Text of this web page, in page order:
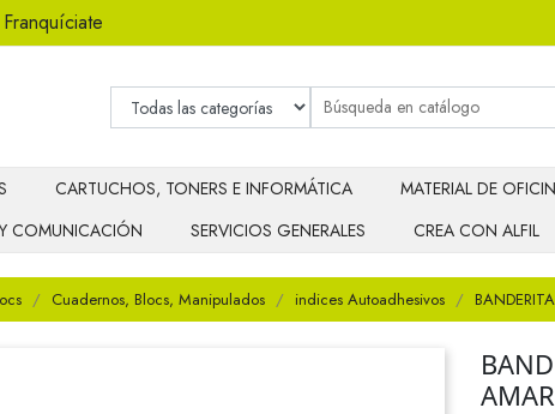
Franquíciate
CARTUCHOS, TONERS E INFORMÁTICA MATERIAL DE
COMUNICACIÓN
SERVICIOS GENERALES CREA CON ALFIL
Cuadernos, Blocs, Manipulados indices Autoadhesivos